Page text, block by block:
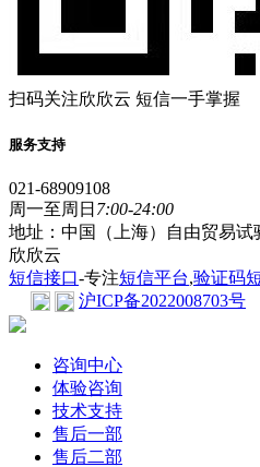
扫码关注欣欣云 短信一手掌握
服务支持
021-68909108
周一至周日 7:00-24:00
地址：中国（上海）自由贸易试
欣欣云
短信接口-专注短信平台,验证码
沪ICP备2022008703号
咨询中心
体验咨询
技术支持
售后一部
售后二部